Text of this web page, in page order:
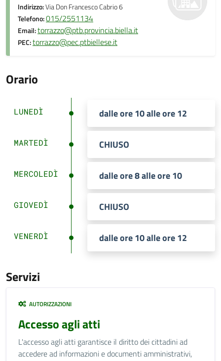
Indirizzo:Via Don Francesco Cabrio 6
Telefono:015/2551134
Email:torrazzo@ptb.provincia.biella.it
PEC:torrazzo@pec.ptbiellese.it
Orario
LUNEDÌ dalle ore 10 alle ore 12
MARTEDÌ CHIUSO
MERCOLEDÌ dalle ore 8 alle ore 10
GIOVEDÌ CHIUSO
VENERDÌ dalle ore 10 alle ore 12
Servizi
AUTORIZZAZIONI
Accesso agli atti
L'accesso agli atti garantisce il diritto dei cittadini ad
accedere ad informazioni e documenti amministrativi,